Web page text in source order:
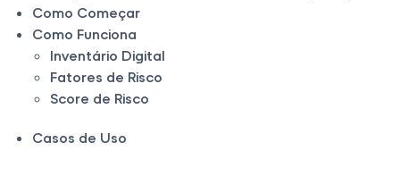
Como Começar
Como Funciona
Inventário Digital
Fatores de Risco
Score de Risco
Casos de Uso